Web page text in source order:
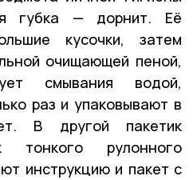
губка — дорнит. Её
кусочки, затем
очищающей пеной,
смывания водой,
раз и упаковывают в
В другой пакетик
тонкого рулонного
инструкцию и пакет с